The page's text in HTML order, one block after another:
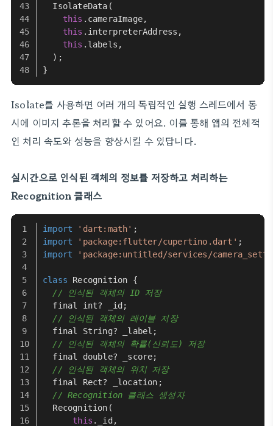
IsolateData (
this . cameraImage,
this . interpreterAddress ,
this . labels ,
  );
}
Isolate를 사용하면 여러 개의 독립적인 실행 스레드에서 동
시에 이미지 추론을 처리할 수 있어요. 이를 통해 앱의 전체적
인 처리 속도와 성능을 향상시킬 수 있답니다.
실시간으로 인식된 객체의 정보를 저장하고 처리하는
Recognition 클래스
import 'dart:math' ;
import
'package:flutter/cupertino.dart' ;
import
'package:untitled/services/
class Recognition {
// 인식된 객체의 ID 저장
  final int? _id;
// 인식된 객체의 레이블 저장
  final
String? _label;
// 인식된 객체의 확률(신뢰도) 저장
  final double? _score;
// 인식된 객체의 위치 저장
  final
Rect? _location;
// Recognition 클래스 생성자
Recognition (
this . _id,